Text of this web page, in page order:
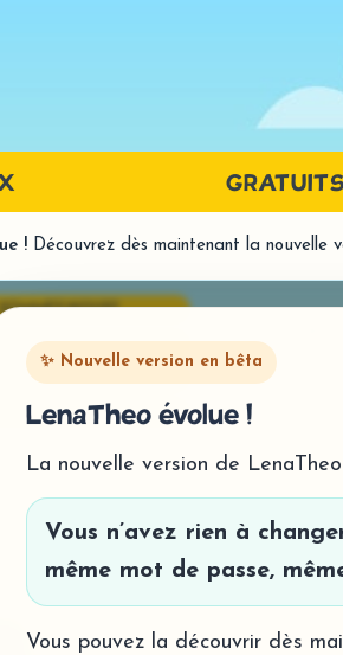
GRATUITS
PAR SONS
SYNTAXE
-
NOUS?
FRÉQUENTES
TECHNIQUE
GÉNÉRALES DE VENTE
!Découvrez dès maintenant la nouvelle
✨ Nouvelle version en bêta
LenaTheo évolue !
La nouvelle version de
Vous n’avez rien à
même mot de passe,
Vous pouvez la découvrir dès